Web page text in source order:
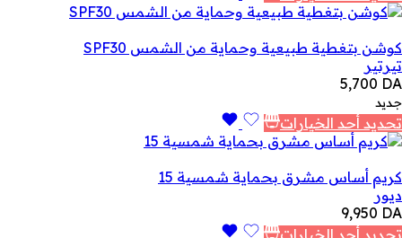
كوشن بتغطية طبيعية وحماية من الشمس SPF30
تيرتير
5,700 DA
جديد
تحديد أحد الخيارات
كريم أساس مشرق بحماية شمسية 15
ديور
9,950 DA
تحديد أحد الخيارات